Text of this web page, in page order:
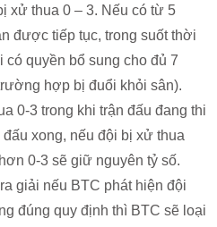
xử thua 0 – 3. Nếu có từ 5
được tiếp tục, trong suốt thời
quyền bổ sung cho đủ 7
hợp bị đuổi khỏi sân).
0-3 trong khi trận đấu đang thi
xong, nếu đội bị xử thua
0-3 sẽ giữ nguyên tỷ số.
giải nếu BTC phát hiện đội
đúng quy định thì BTC sẽ loại